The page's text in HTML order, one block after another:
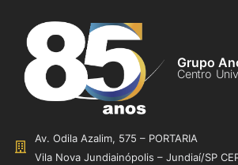
Grupo
Centro
Av. Odila Azalim, 575 – PORTARIA
Vila Nova Jundiainópolis – Jundiaí/SP